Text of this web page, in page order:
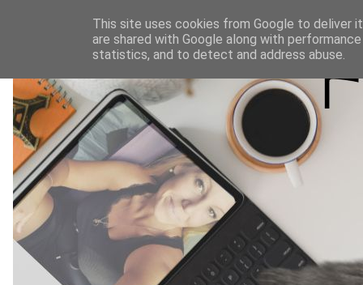
This site uses cookies from Google to deliver
are shared with Google along with
statistics, and to detect and address abuse.